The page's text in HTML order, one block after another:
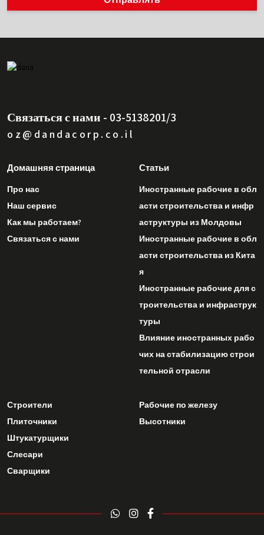
Связаться с нами - 03-5138201/3
oz@dandacorp.co.il
Домашняя страница
Про нас
Наш сервис
Как мы работаем?
Связаться с нами
Статьи
Иностранные рабочие в обл
асти строительства и инфр
аструктуры из Молдовы
Иностранные рабочие в обл
асти строительства из Кита
я
Иностранные рабочие для с
троительства и инфраструк
туры
Влияние иностранных рабо
чих на стабилизацию строи
тельной отрасли
Строители
Плиточники
Штукатурщики
Слесари
Сварщики
Рабочие по железу
Высотники